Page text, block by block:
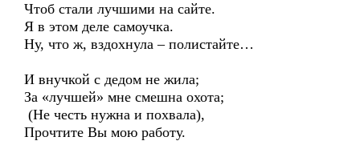
Чтоб стали лучшими на сайте.
Я в этом деле самоучка.
Ну, что ж, вздохнула – полистайте…
И внучкой с дедом не жила;
За «лучшей» мне смешна охота;
(Не честь нужна и похвала),
Прочтите Вы мою работу.